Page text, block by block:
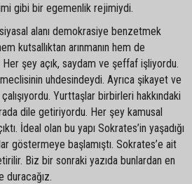
gibi bir egemenlik rejimiydi.
alanı demokrasiye benzetmek
kutsallıktan arınmanın hem de
Her şey açık, saydam ve şeffaf işliyordu.
uhdesindeydi. Ayrıca şikayet ve
Yurttaşlar birbirleri hakkındaki
dile getiriyordu. Her şey kamusal
İdeal olan bu yapı Sokrates’in yaşadığı
göstermeye başlamıştı. Sokrates’e ait
Biz bir sonraki yazıda bunlardan en
duracağız.